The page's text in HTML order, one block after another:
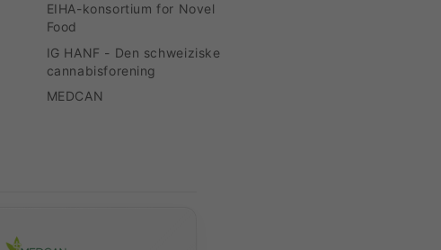
EIHA-konsortium for Novel
Food
IG HANF - Den schweiziske
cannabisforening
MEDCAN